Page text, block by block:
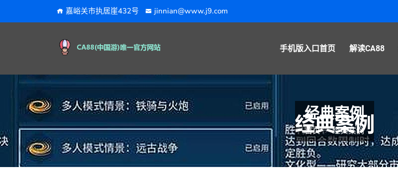
嘉峪关市执居崖432号 jinnian@www.j9.com
手机版入口首页 解读CA88
经典案例
首页 经典案例